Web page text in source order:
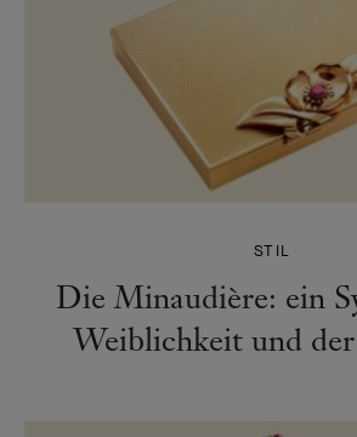
STIL
Die Minaudière: ein
Weiblichkeit und